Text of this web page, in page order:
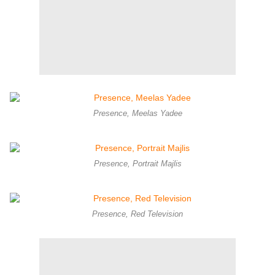
Presence, Meelas Yadee
Presence, Portrait Majlis
Presence, Red Television